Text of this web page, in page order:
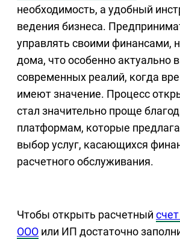
необходимость, а удобный
ведения бизнеса.
управлять своими финансами,
дома, что особенно актуально
современных реалий, когда
имеют значение. Процесс
стал значительно проще
платформам, которые
выбор услуг, касающихся
расчетного обслуживания.
Чтобы открыть расчетный
ООО или ИП достаточно